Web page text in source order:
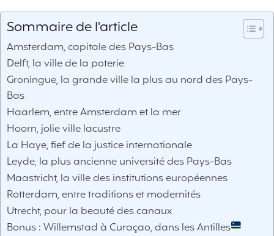
Sommaire de l'article
Amsterdam, capitale des Pays-Bas
Delft, la ville de la poterie
Groningue, la grande ville la plus au nord des Pays-
Bas
Haarlem, entre Amsterdam et la mer
Hoorn, jolie ville lacustre
La Haye, fief de la justice internationale
Leyde, la plus ancienne université des Pays-Bas
Maastricht, la ville des institutions européennes
Rotterdam, entre traditions et modernités
Utrecht, pour la beauté des canaux
Bonus : Willemstad à Curaçao, dans les Antilles